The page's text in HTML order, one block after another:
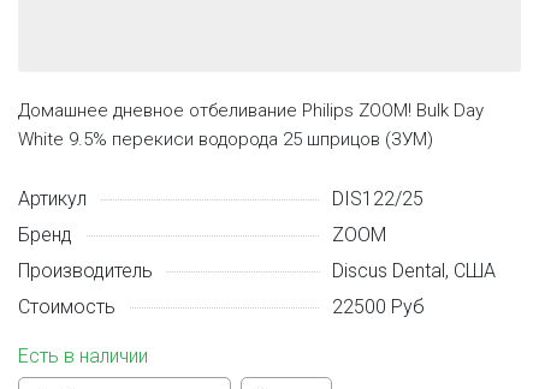
Домашнее дневное отбеливание Philips ZOOM! Bulk Day
White 9.5% перекиси водорода 25 шприцов (ЗУМ)
Артикул
DIS122/25
Бренд
ZOOM
Производитель
Discus Dental, США
Стоимость
22500 Руб
Есть в наличии